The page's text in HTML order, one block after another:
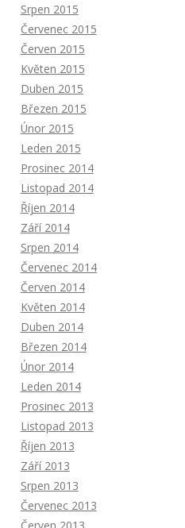
Srpen 2015
Červenec 2015
Červen 2015
Květen 2015
Duben 2015
Březen 2015
Únor 2015
Leden 2015
Prosinec 2014
Listopad 2014
Říjen 2014
Září 2014
Srpen 2014
Červenec 2014
Červen 2014
Květen 2014
Duben 2014
Březen 2014
Únor 2014
Leden 2014
Prosinec 2013
Listopad 2013
Říjen 2013
Září 2013
Srpen 2013
Červenec 2013